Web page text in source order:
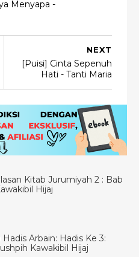
Menyapa -
NEXT
[Puisi] Cinta Sepenuh
Hati - Tanti Maria
Kitab Jurumiyah 2 : Bab
Hijaj
Arbain: Hadis Ke 3:
Kawakibil Hijaj